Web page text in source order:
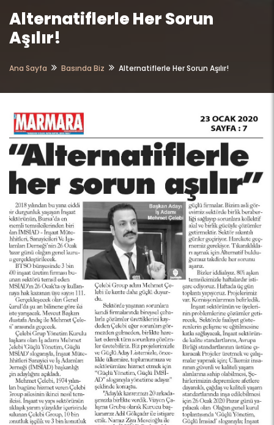
Alternatiflerle Her Sorun
Aşılır!
Ana Sayfa Basında Biz Alternatiflerle Her Sorun Aşılır!